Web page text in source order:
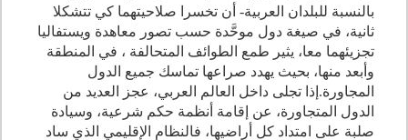
بالنسبة للبلدان العربية- أن تخسرا صلاحيتهما كي تتشكلا
ثانية، في صيغة دول موحَّدة حسب تصور معاهدة ويستفاليا
تجزيئهما معا، يثير طمع الطوائف المتحالفة ، في المنطقة
وأبعد منها، بحيث يهدد صراعها تماسك جميع الدول
المجاورة. إذا تجلى داخل العالم العربي، عجز العديد من
الدول المتجاورة، عن إقامة أنظمة حكم شرعية، وسيادة
صلبة على امتداد كل أراضيها، فالنظام الإقليمي الذي ساد